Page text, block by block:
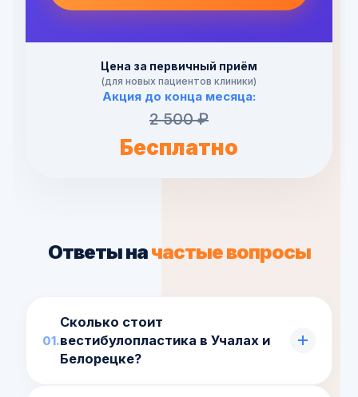
Цена за первичный приём
(для новых пациентов клиники)
Акция до конца месяца:
2 500 ₽
Бесплатно
Ответы начастые вопросы
Сколько стоит
вестибулопластика в Учалах и
Белорецке?